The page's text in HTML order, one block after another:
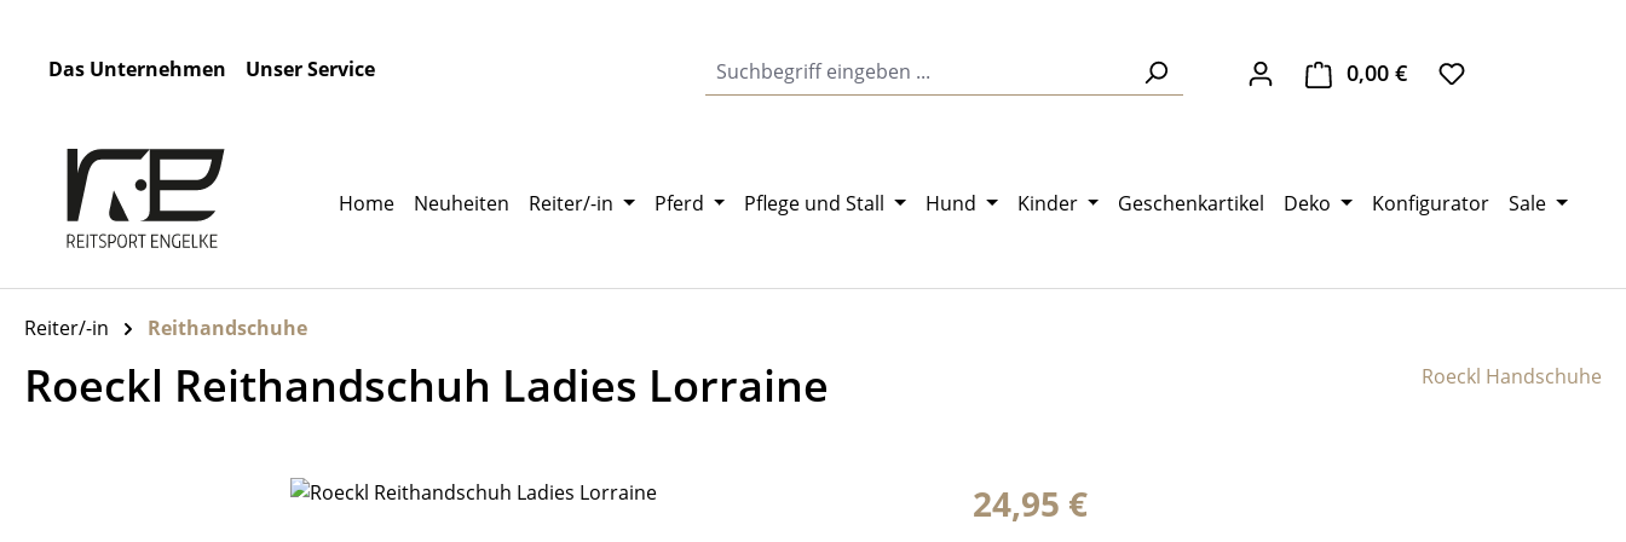
Das Unternehmen
Unser Service 0,00 €Warenkorb enthält 0
Home Neuheiten Reiter/-in Pferd Pflege und Stall Hund Kinder Geschenkartikel Deko Konfigurator Sale
Reiter/-in Reithandschuhe
Roeckl Reithandschuh Ladies Lorraine Roeckl Handschuhe
Regulärer Preis:
24,95 €